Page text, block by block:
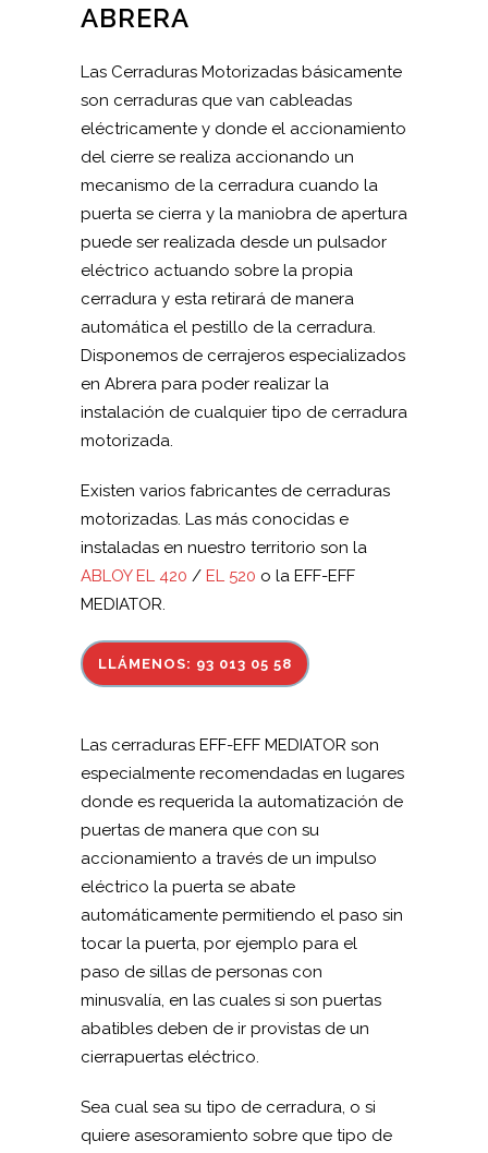
ABRERA
Las Cerraduras Motorizadas básicamente
son cerraduras que van cableadas
eléctricamente y donde el accionamiento
del cierre se realiza accionando un
mecanismo de la cerradura cuando la
puerta se cierra y la maniobra de apertura
puede ser realizada desde un pulsador
eléctrico actuando sobre la propia
cerradura y esta retirará de manera
automática el pestillo de la cerradura.
Disponemos de cerrajeros especializados
en Abrera para poder realizar la
instalación de cualquier tipo de cerradura
motorizada.
Existen varios fabricantes de cerraduras
motorizadas. Las más conocidas e
instaladas en nuestro territorio son la
ABLOY EL 420 / EL 520 o la EFF-EFF
MEDIATOR.
LLÁMENOS: 93 013 05 58
Las cerraduras EFF-EFF MEDIATOR son
especialmente recomendadas en lugares
donde es requerida la automatización de
puertas de manera que con su
accionamiento a través de un impulso
eléctrico la puerta se abate
automáticamente permitiendo el paso sin
tocar la puerta, por ejemplo para el
paso de sillas de personas con
minusvalía, en las cuales si son puertas
abatibles deben de ir provistas de un
cierrapuertas eléctrico.
Sea cual sea su tipo de cerradura, o si
quiere asesoramiento sobre que tipo de